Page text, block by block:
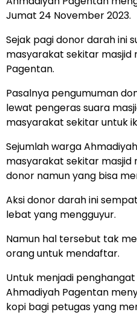
Jumat 24 November 2023.
Sejak pagi donor darah ini
masyarakat sekitar masjid
Pagentan.
Pasalnya pengumuman
lewat pengeras suara
masyarakat sekitar untuk
Sejumlah warga
masyarakat sekitar
donor namun yang bisa
Aksi donor darah ini
lebat yang mengguyur.
Namun hal tersebut tak
orang untuk mendaftar.
Untuk menjadi
Ahmadiyah Pagentan
kopi bagi petugas yang